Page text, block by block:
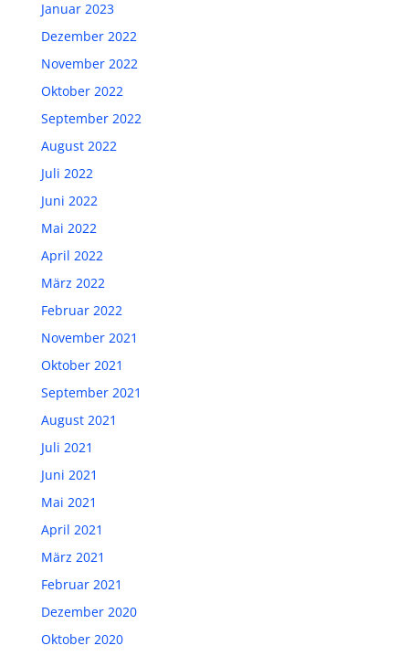
Januar 2023
Dezember 2022
November 2022
Oktober 2022
September 2022
August 2022
Juli 2022
Juni 2022
Mai 2022
April 2022
März 2022
Februar 2022
November 2021
Oktober 2021
September 2021
August 2021
Juli 2021
Juni 2021
Mai 2021
April 2021
März 2021
Februar 2021
Dezember 2020
Oktober 2020